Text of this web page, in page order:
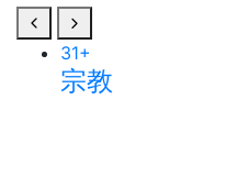
31+
宗教